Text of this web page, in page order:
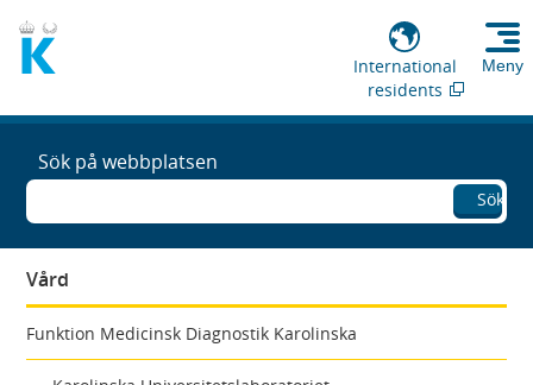
International
residents
Meny
Sök på webbplatsen
Sök
Vård
Funktion Medicinsk Diagnostik Karolinska